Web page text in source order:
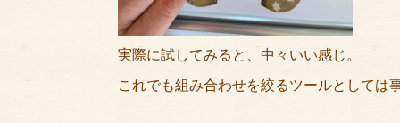
実際に試してみると、中々いい感じ。
これでも組み合わせを絞るツールとしては